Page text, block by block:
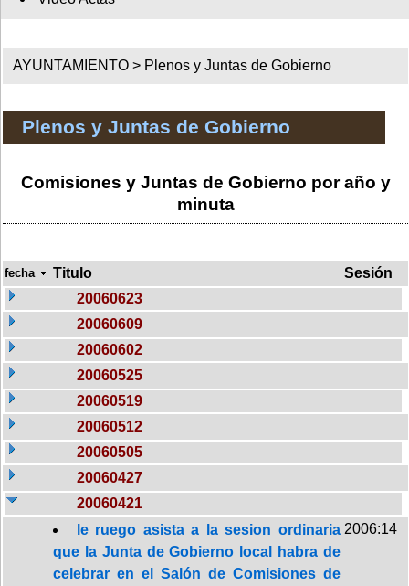
AYUNTAMIENTO > Plenos y Juntas de Gobierno
Plenos y Juntas de Gobierno
Comisiones y Juntas de Gobierno por año y
minuta
fecha Titulo
Sesión
20060623
20060609
20060602
20060525
20060519
20060512
20060505
20060427
20060421
le ruego asista a la sesion ordinaria
que la Junta de Gobierno local habra de
celebrar en el Salón de Comisiones de
2006:14